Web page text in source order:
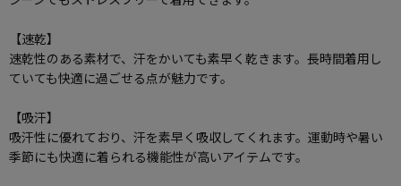
【速乾】
速乾性のある素材で、汗をかいても素早く乾きます。長時間着用し
ていても快適に過ごせる点が魅力です。
【吸汗】
吸汗性に優れており、汗を素早く吸収してくれます。運動時や暑い
季節にも快適に着られる機能性が高いアイテムです。